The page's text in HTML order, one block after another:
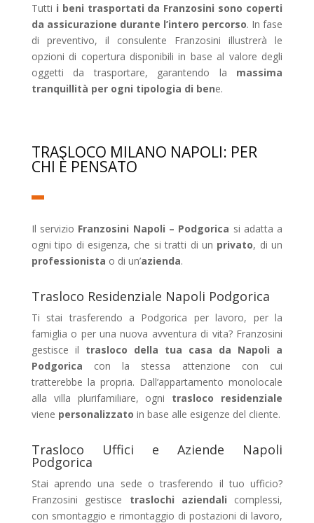
Tutti i beni trasportati da Franzosini sono coperti
da assicurazione durante l’intero percorso. In fase
di preventivo, il consulente Franzosini illustrerà le
opzioni di copertura disponibili in base al valore degli
oggetti da trasportare, garantendo la massima
tranquillità per ogni tipologia di bene.
TRASLOCO MILANO NAPOLI: PER
CHI È PENSATO
Il servizio Franzosini Napoli – Podgorica si adatta a
ogni tipo di esigenza, che si tratti di un privato, di un
professionista o di un’azienda.
Trasloco Residenziale Napoli Podgorica
Ti stai trasferendo a Podgorica per lavoro, per la
famiglia o per una nuova avventura di vita? Franzosini
gestisce il trasloco della tua casa da Napoli a
Podgorica con la stessa attenzione con cui
tratterebbe la propria. Dall’appartamento monolocale
alla villa plurifamiliare, ogni trasloco residenziale
viene personalizzato in base alle esigenze del cliente.
Trasloco Uffici e Aziende Napoli
Podgorica
Stai aprendo una sede o trasferendo il tuo ufficio?
Franzosini gestisce traslochi aziendali complessi,
con smontaggio e rimontaggio di postazioni di lavoro,